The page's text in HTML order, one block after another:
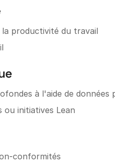
productivité du travail
à l'aide de
initiatives Lean
conformités